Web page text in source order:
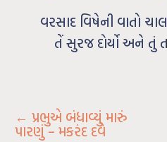
વરસાદ વિષેની વાતો
તેં સુરજ દોર્યો અને તું
← પ્રભુએ બંધાવ્યું મારું
પારણું – મકરંદ દવે